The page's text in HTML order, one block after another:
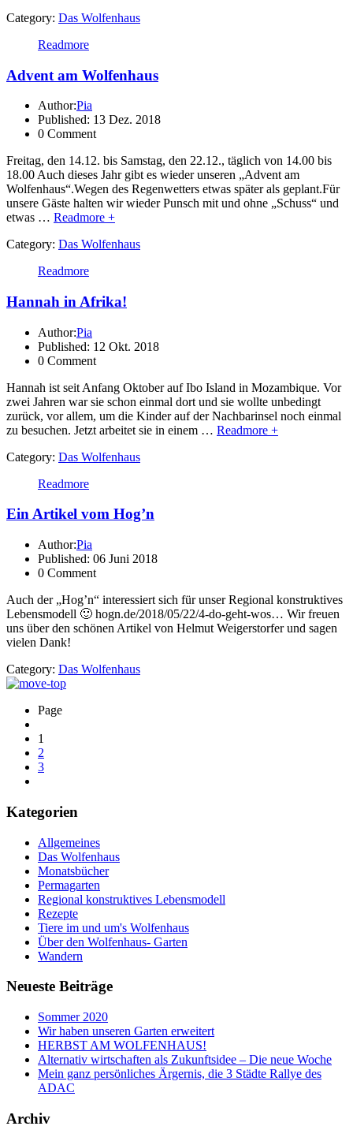
Category: Das Wolfenhaus
Readmore
Advent am Wolfenhaus
Author:Pia
Published: 13 Dez. 2018
0 Comment
Freitag, den 14.12. bis Samstag, den 22.12., täglich von 14.00 bis
18.00 Auch dieses Jahr gibt es wieder unseren „Advent am
Wolfenhaus“.Wegen des Regenwetters etwas später als geplant.Für
unsere Gäste halten wir wieder Punsch mit und ohne „Schuss“ und
etwas … Readmore +
Category: Das Wolfenhaus
Readmore
Hannah in Afrika!
Author:Pia
Published: 12 Okt. 2018
0 Comment
Hannah ist seit Anfang Oktober auf Ibo Island in Mozambique. Vor
zwei Jahren war sie schon einmal dort und sie wollte unbedingt
zurück, vor allem, um die Kinder auf der Nachbarinsel noch einmal
zu besuchen. Jetzt arbeitet sie in einem … Readmore +
Category: Das Wolfenhaus
Readmore
Ein Artikel vom Hog’n
Author:Pia
Published: 06 Juni 2018
0 Comment
Auch der „Hog’n“ interessiert sich für unser Regional konstruktives
Lebensmodell 🙂 hogn.de/2018/05/22/4-do-geht-wos… Wir freuen
uns über den schönen Artikel von Helmut Weigerstorfer und sagen
vielen Dank!
Category: Das Wolfenhaus
Page
1
2
3
Kategorien
Allgemeines
Das Wolfenhaus
Monatsbücher
Permagarten
Regional konstruktives Lebensmodell
Rezepte
Tiere im und um's Wolfenhaus
Über den Wolfenhaus- Garten
Wandern
Neueste Beiträge
Sommer 2020
Wir haben unseren Garten erweitert
HERBST AM WOLFENHAUS!
Alternativ wirtschaften als Zukunftsidee – Die neue Woche
Mein ganz persönliches Ärgernis, die 3 Städte Rallye des
ADAC
Archiv